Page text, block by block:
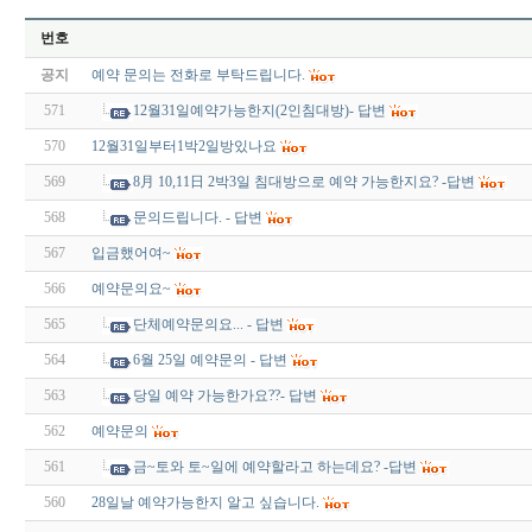
번호
공지 예약 문의는 전화로 부탁드립니다.
571 12월31일예약가능한지(2인침대방)- 답변
570 12월31일부터1박2일방있나요
569 8月 10,11日 2박3일 침대방으로 예약 가능한지요? -답변
568 문의드립니다. - 답변
567 입금했어여~
566 예약문의요~
565 단체예약문의요... - 답변
564 6월 25일 예약문의 - 답변
563 당일 예약 가능한가요??- 답변
562 예약문의
561 금~토와 토~일에 예약할라고 하는데요? -답변
560 28일날 예약가능한지 알고 싶습니다.